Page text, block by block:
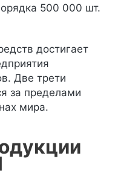
500 000 шт.
достигает
Две трети
за пределами
мира.